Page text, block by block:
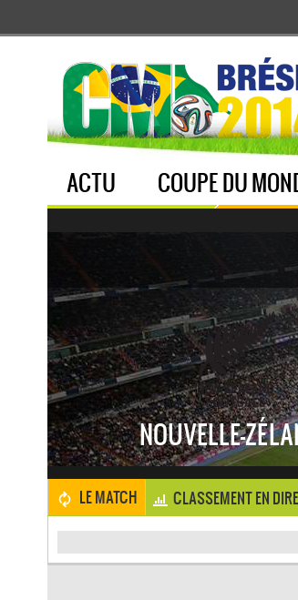
ACTU COUPE DU
NOUVELLE-
LE MATCH CLASSEMENT EN